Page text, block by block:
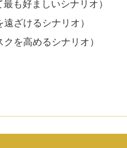
も好ましいシナリオ）
ざけるシナリオ）
を高めるシナリオ）